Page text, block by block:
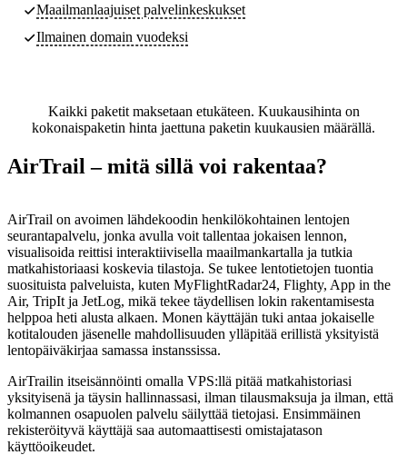
Maailmanlaajuiset palvelinkeskukset
Ilmainen domain vuodeksi
Kaikki paketit maksetaan etukäteen. Kuukausihinta on
kokonaispaketin hinta jaettuna paketin kuukausien määrällä.
AirTrail – mitä sillä voi rakentaa?
AirTrail on avoimen lähdekoodin henkilökohtainen lentojen
seurantapalvelu, jonka avulla voit tallentaa jokaisen lennon,
visualisoida reittisi interaktiivisella maailmankartalla ja tutkia
matkahistoriaasi koskevia tilastoja. Se tukee lentotietojen tuontia
suosituista palveluista, kuten MyFlightRadar24, Flighty, App in the
Air, TripIt ja JetLog, mikä tekee täydellisen lokin rakentamisesta
helppoa heti alusta alkaen. Monen käyttäjän tuki antaa jokaiselle
kotitalouden jäsenelle mahdollisuuden ylläpitää erillistä yksityistä
lentopäiväkirjaa samassa instanssissa.
AirTrailin itseisännöinti omalla VPS:llä pitää matkahistoriasi
yksityisenä ja täysin hallinnassasi, ilman tilausmaksuja ja ilman, että
kolmannen osapuolen palvelu säilyttää tietojasi. Ensimmäinen
rekisteröityvä käyttäjä saa automaattisesti omistajatason
käyttöoikeudet.